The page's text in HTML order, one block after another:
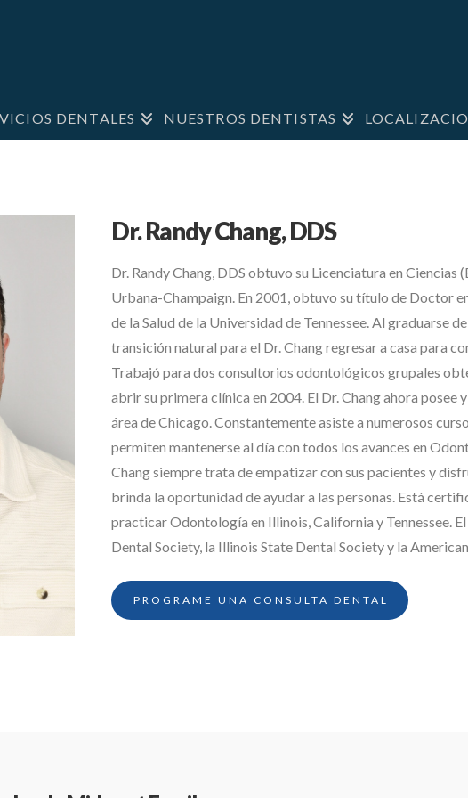
DENTALES NUESTROS DENTISTAS
Dr. Randy Chang, DDS
Dr. Randy Chang, DDS obtuvo su Licenciatura en
Urbana-Champaign. En 2001, obtuvo su título de Doctor
de la Salud de la Universidad de Tennessee. Al graduarse
transición natural para el Dr. Chang regresar a casa para
Trabajó para dos consultorios odontológicos grupales
abrir su primera clínica en 2004. El Dr. Chang ahora posee
área de Chicago. Constantemente asiste a numerosos
permiten mantenerse al día con todos los avances en
Chang siempre trata de empatizar con sus pacientes y
brinda la oportunidad de ayudar a las personas. Está
practicar Odontología en Illinois, California y Tennessee.
Dental Society, la Illinois State Dental Society y la
PROGRAME UNA CONSULTA DENTAL